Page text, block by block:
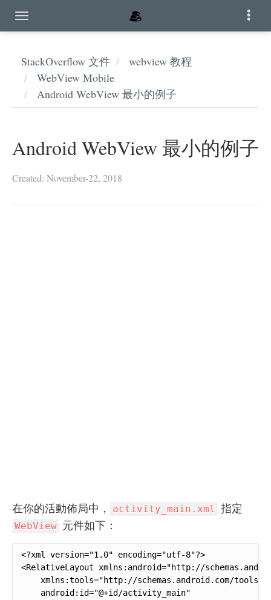
StackOverflow 文件
webview 教程
WebView Mobile
Android WebView 最小的例子
Android WebView 最小的例子
Created: November-22, 2018
在你的活動佈局中， activity_main.xml 指定
WebView 元件如下：
<?xml version="1.0" encoding="utf-8"?>
<RelativeLayout xmlns:android="http://
    xmlns:tools="http://schemas.android.com/tools"
    android:id="@+id/activity_main"